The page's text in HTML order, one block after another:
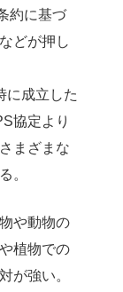
約に基づ
どが押し
成立した
協定より
まざまな
。
や動物の
植物での
が強い。